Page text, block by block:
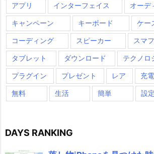
アプリ インターフェイス オーデ
キャンペーン キーボード ケー
コーディング スピーカー スマ
タブレット ダウンロード テクノロ
プラグイン プレゼント レア 充電
無料 生活 簡単 設定
DAYS RANKING